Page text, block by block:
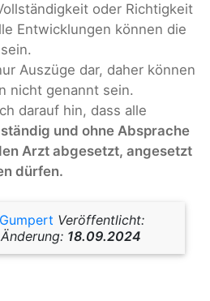
oder Richtigkeit
Entwicklungen können die
Auszüge dar, daher können
nicht genannt sein.
darauf hin, dass alle
und ohne Absprache
Arzt abgesetzt, angesetzt
dürfen.
Veröffentlicht:
18.09.2024